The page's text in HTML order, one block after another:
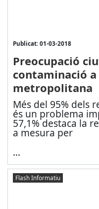
Publicat: 01-03-2018
Preocupació
contaminació a
metropolitana
Més del 95% dels
és un problema
57,1% destaca la
a mesura per
...
Flash Informatiu